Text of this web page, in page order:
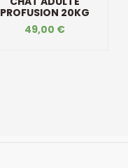
PROFUSION 20KG
49,00 €